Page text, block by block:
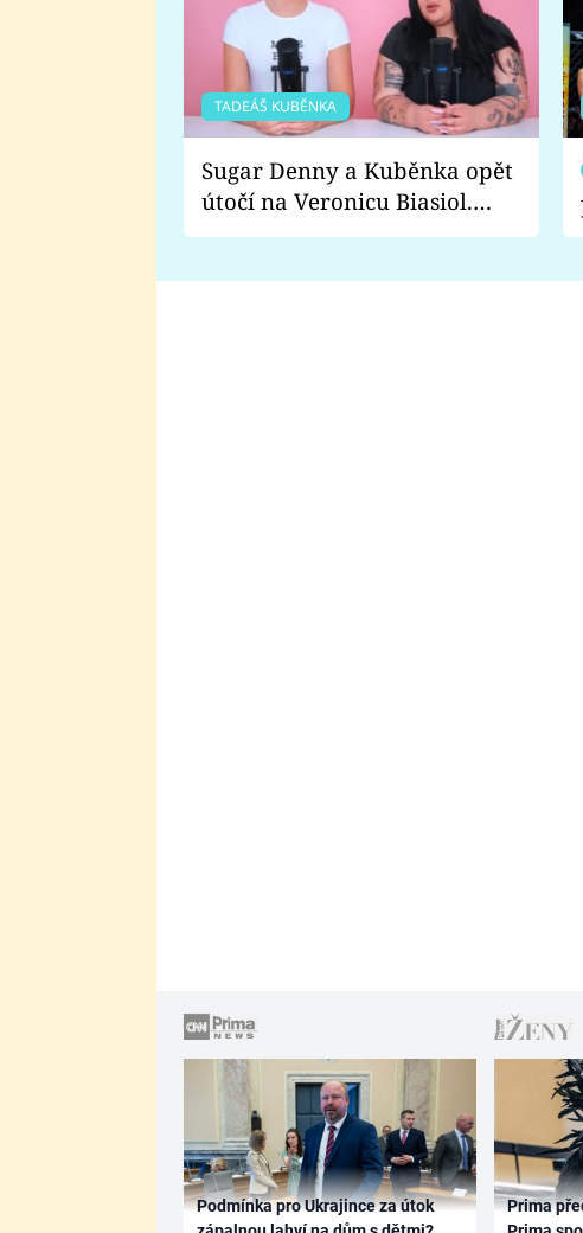
TADEÁŠ KUBĚNKA
Sugar Denny a Kuběnka opět
útočí na Veronicu Biasiol.
Proč je podle nich falešná a
Podmínka pro Ukrajince za útok
Prima